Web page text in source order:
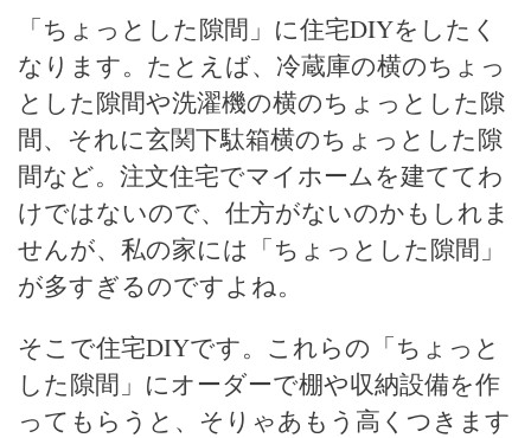
「ちょっとした隙間」に住宅DIYをしたく
なります。たとえば、冷蔵庫の横のちょっ
とした隙間や洗濯機の横のちょっとした隙
間、それに玄関下駄箱横のちょっとした隙
間など。注文住宅でマイホームを建ててわ
けではないので、仕方がないのかもしれま
せんが、私の家には「ちょっとした隙間」
が多すぎるのですよね。
そこで住宅DIYです。これらの「ちょっと
した隙間」にオーダーで棚や収納設備を作
ってもらうと、そりゃあもう高くつきます